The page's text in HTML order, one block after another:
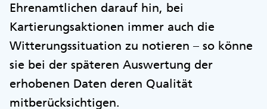
Ehrenamtlichen darauf hin, bei
Kartierungsaktionen immer auch die
Witterungssituation zu notieren – so könne
sie bei der späteren Auswertung der
erhobenen Daten deren Qualität
mitberücksichtigen.